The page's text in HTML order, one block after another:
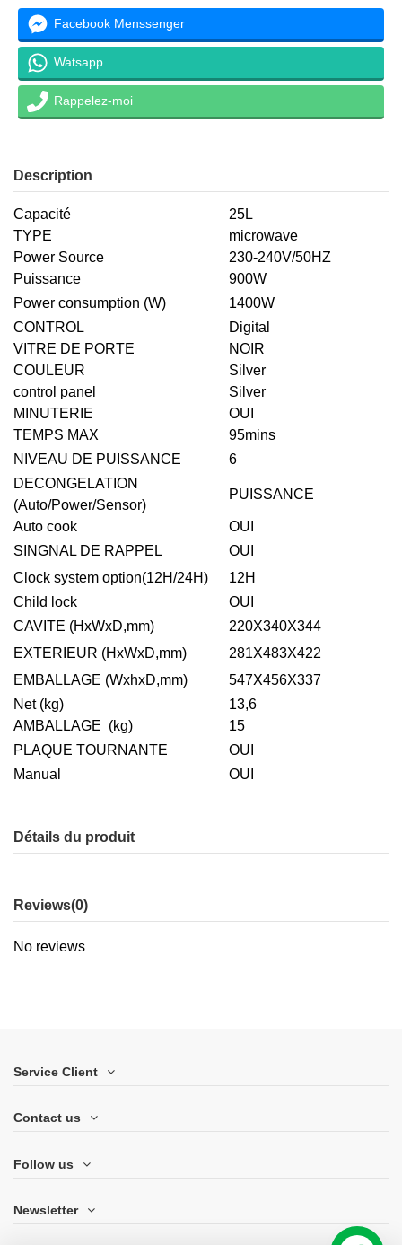
Facebook Menssenger
Watsapp
Rappelez-moi
Description
Capacité
25L
TYPE
microwave
Power Source
230-240V/50HZ
Puissance
900W
Power consumption (W)
1400W
CONTROL
Digital
VITRE DE PORTE
NOIR
COULEUR
Silver
control panel
Silver
MINUTERIE
OUI
TEMPS MAX
95mins
NIVEAU DE PUISSANCE
6
DECONGELATION
(Auto/Power/Sensor)
PUISSANCE
Auto cook
OUI
SINGNAL DE RAPPEL
OUI
Clock system option(12H/24H)
12H
Child lock
OUI
CAVITE (HxWxD,mm)
220X340X344
EXTERIEUR (HxWxD,mm)
281X483X422
EMBALLAGE (WxhxD,mm)
547X456X337
Net (kg)
13,6
AMBALLAGE (kg)
15
PLAQUE TOURNANTE
OUI
Manual
OUI
Détails du produit
Reviews(0)
No reviews
Service Client
Contact us
Follow us
Newsletter